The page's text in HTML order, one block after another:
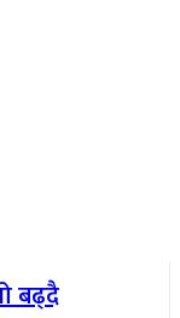
बढ्दै